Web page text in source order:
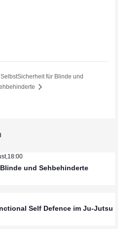
SelbstSicherheit für Blinde und
und Sehbehinderte
Self Defence im Ju-Jutsu